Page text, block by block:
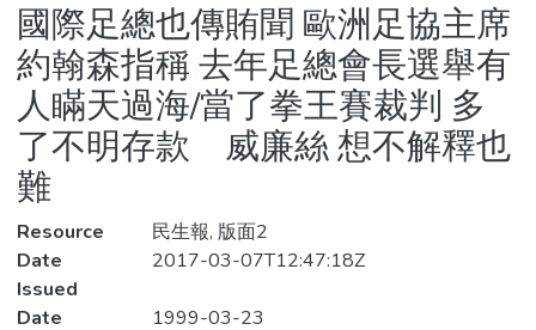
Statistics
國際足總也傳賄聞 歐洲足協主席
約翰森指稱 去年足總會長選舉有
人瞞天過海/當了拳王賽裁判 多
了不明存款 威廉絲 想不解釋也
難
Resource
民生報, 版面2
Date
Issued
2017-03-07T12:47:18Z
Date
1999-03-23